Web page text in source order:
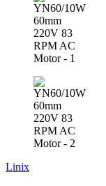
Linix